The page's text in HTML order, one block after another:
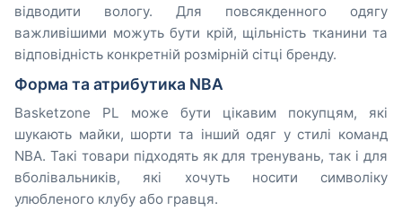
відводити вологу. Для повсякденного одягу
важливішими можуть бути крій, щільність тканини та
відповідність конкретній розмірній сітці бренду.
Форма та атрибутика NBA
Basketzone PL може бути цікавим покупцям, які
шукають майки, шорти та інший одяг у стилі команд
NBA. Такі товари підходять як для тренувань, так і для
вболівальників, які хочуть носити символіку
улюбленого клубу або гравця.